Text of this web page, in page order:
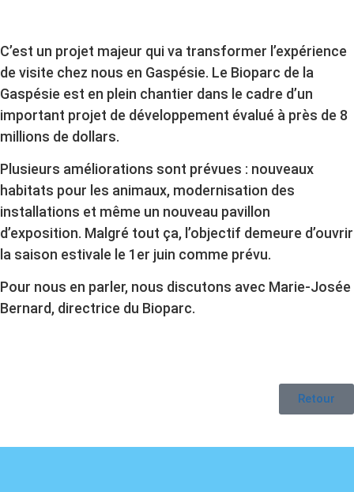
C’est un projet majeur qui va transformer l’expérience
de visite chez nous en Gaspésie. Le Bioparc de la
Gaspésie est en plein chantier dans le cadre d’un
important projet de développement évalué à près de 8
millions de dollars.
Plusieurs améliorations sont prévues : nouveaux
habitats pour les animaux, modernisation des
installations et même un nouveau pavillon
d’exposition. Malgré tout ça, l’objectif demeure d’ouvrir
la saison estivale le 1er juin comme prévu.
Pour nous en parler, nous discutons avec Marie-Josée
Bernard, directrice du Bioparc.
Retour